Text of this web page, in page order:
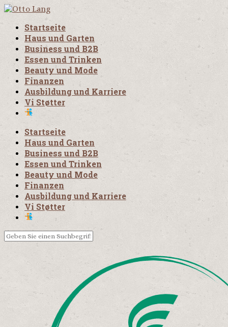
Startseite
Haus und Garten
Business und B2B
Essen und Trinken
Beauty und Mode
Finanzen
Ausbildung und Karriere
Vi Støtter
Startseite
Haus und Garten
Business und B2B
Essen und Trinken
Beauty und Mode
Finanzen
Ausbildung und Karriere
Vi Støtter